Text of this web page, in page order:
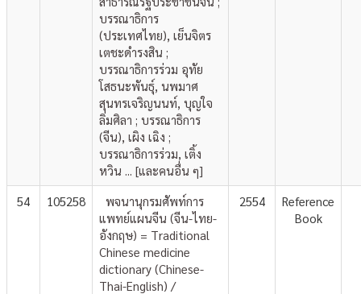
บรรณาธิการ
(ประเทศไทย), เย็นจิตร
เตชะดำรงสิน ;
บรรณาธิการร่วม อุทัย
โสธนะพันธุ์, นพมาศ
สุนทรเจริญนนท์, บุญใจ
ลิ่มศิลา ; บรรณาธิการ
(จีน), เผิง เฉิง ;
บรรณาธิการร่วม, เติ้ง
หวิน ... [และคนอื่น ๆ]
54 105258
พจนานุกรมศัพท์การ
แพทย์แผนจีน (จีน-ไทย-
อังกฤษ) = Traditional
Chinese medicine
dictionary (Chinese-
Thai-English) /
2554
Reference
Book